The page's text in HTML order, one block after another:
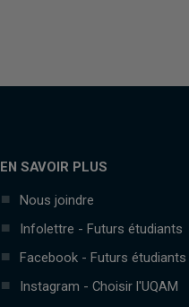
EN SAVOIR PLUS
Nous joindre
Infolettre - Futurs étudiants
Facebook - Futurs étudiants
Instagram - Choisir l'UQAM